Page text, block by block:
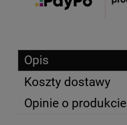
Opis
Koszty dostawy
Opinie o produkcie